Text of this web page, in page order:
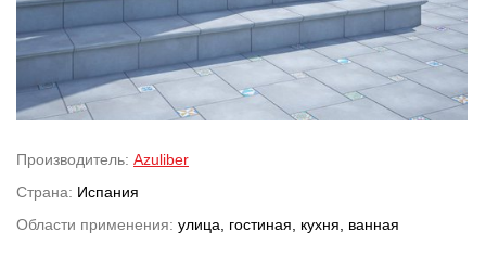
Производитель: Azuliber
Страна: Испания
Области применения: улица, гостиная, кухня, ванная